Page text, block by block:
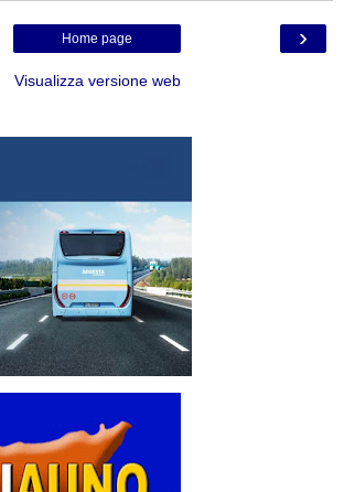
›
Home page
Visualizza versione web